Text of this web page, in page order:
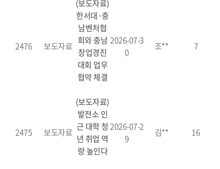
2476 보도자료
(보도자료)
한서대·충
남벤처협
회와 충남
창업경진
대회 업무
협약 체결
2026-07-3
0
조** 7
2475 보도자료
(보도자료)
발전소 인
근 대학 청
년 취업 역
량 높인다
2026-07-2
9
김** 16